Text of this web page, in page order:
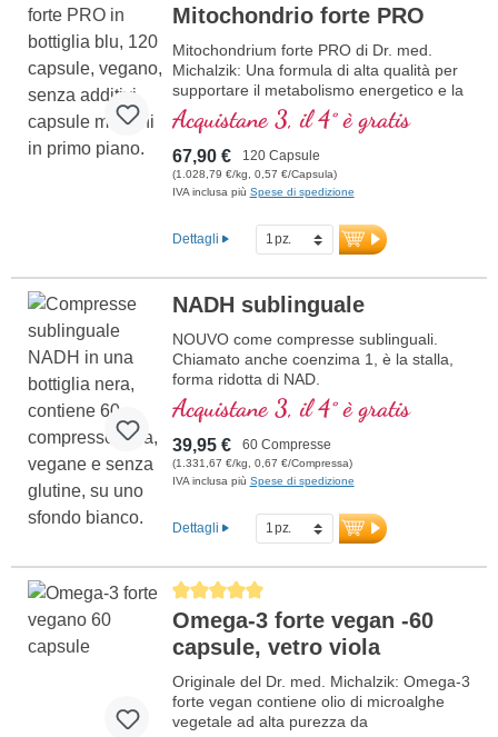
Mitochondrio forte PRO
Mitochondrium forte PRO di Dr. med.
Michalzik: Una formula di alta qualità per
supportare il metabolismo energetico e la
salute cellulare. Include NADH, Q10,
Resveratrolo e Tiamina, che promuovono
il metabolismo energetico, oltre all'acido
R-Alfa-Lipoico nella preziosa forma di
Sodium-R-Lipoato. Sigillatura senza
garantiscono la massima qualità.
Sviluppato da medici.
Mitochondrium forte PRO
Acquistane 3, il 4° è gratis
67,90 € 120 Capsule
(1.028,79 €/kg, 0,57 €/Capsula)
IVA inclusa più Spese di spedizione
Dettagli
NADH sublinguale
NOUVO come compresse sublinguali.
Chiamato anche coenzima 1, è la stalla,
forma ridotta di NAD.
• no nano - NADH, senza nanoparticelle!
• sublinguale per un migliore
assorbimento attraverso la mucosa orale
• Senza di additivi
Acquistane 3, il 4° è gratis
39,95 € 60 Compresse
(1.331,67 €/kg, 0,67 €/Compressa)
IVA inclusa più Spese di spedizione
Dettagli
Average rating of 5 out of 5 stars
Omega-3 forte vegan -60
capsule, vetro viola
Originale del Dr. med. Michalzik: Omega-3
forte vegan contiene olio di microalghe
vegetale ad alta purezza da